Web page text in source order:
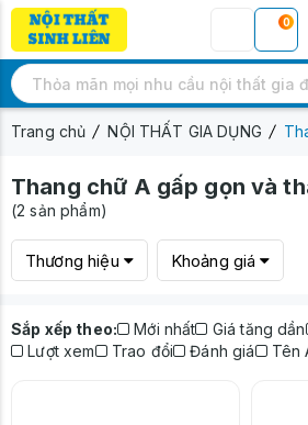
0
Trang chủ NỘI THẤT GIA DỤNG
Thang chữ A gấp gọn và
(2 sản phẩm)
Thương hiệu Khoảng giá
Sắp xếp theo: Mới nhất Giá tăng dần
Lượt xem
Trao đổi Đánh giá Tên